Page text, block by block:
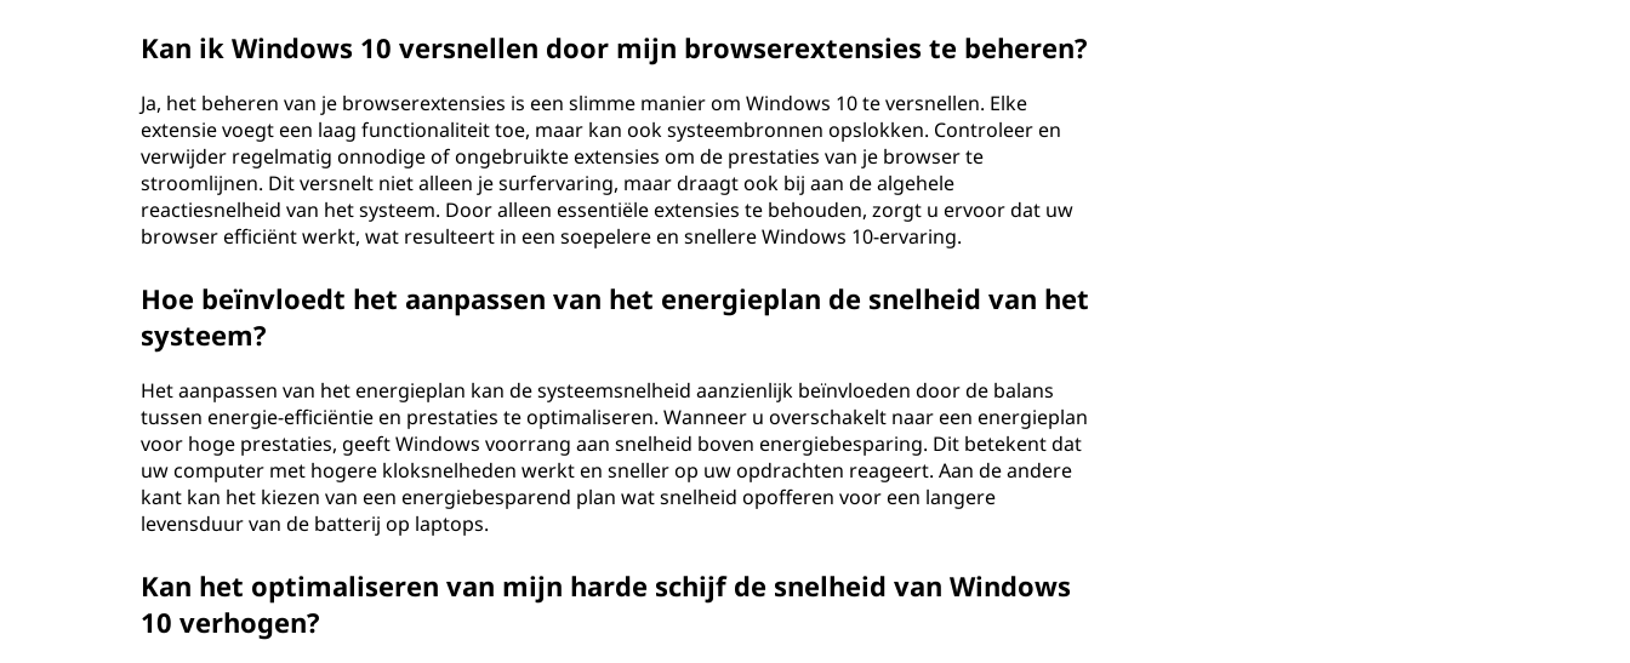
Kan ik Windows 10 versnellen door mijn browserextensies te beheren?
Ja, het beheren van je browserextensies is een slimme manier om Windows 10 te versnellen. Elke
extensie voegt een laag functionaliteit toe, maar kan ook systeembronnen opslokken. Controleer en
verwijder regelmatig onnodige of ongebruikte extensies om de prestaties van je browser te
stroomlijnen. Dit versnelt niet alleen je surfervaring, maar draagt ook bij aan de algehele
reactiesnelheid van het systeem. Door alleen essentiële extensies te behouden, zorgt u ervoor dat uw
browser efficiënt werkt, wat resulteert in een soepelere en snellere Windows 10-ervaring.
Hoe beïnvloedt het aanpassen van het energieplan de snelheid van het
systeem?
Het aanpassen van het energieplan kan de systeemsnelheid aanzienlijk beïnvloeden door de balans
tussen energie-efficiëntie en prestaties te optimaliseren. Wanneer u overschakelt naar een energieplan
voor hoge prestaties, geeft Windows voorrang aan snelheid boven energiebesparing. Dit betekent dat
uw computer met hogere kloksnelheden werkt en sneller op uw opdrachten reageert. Aan de andere
kant kan het kiezen van een energiebesparend plan wat snelheid opofferen voor een langere
levensduur van de batterij op laptops.
Kan het optimaliseren van mijn harde schijf de snelheid van Windows
10 verhogen?